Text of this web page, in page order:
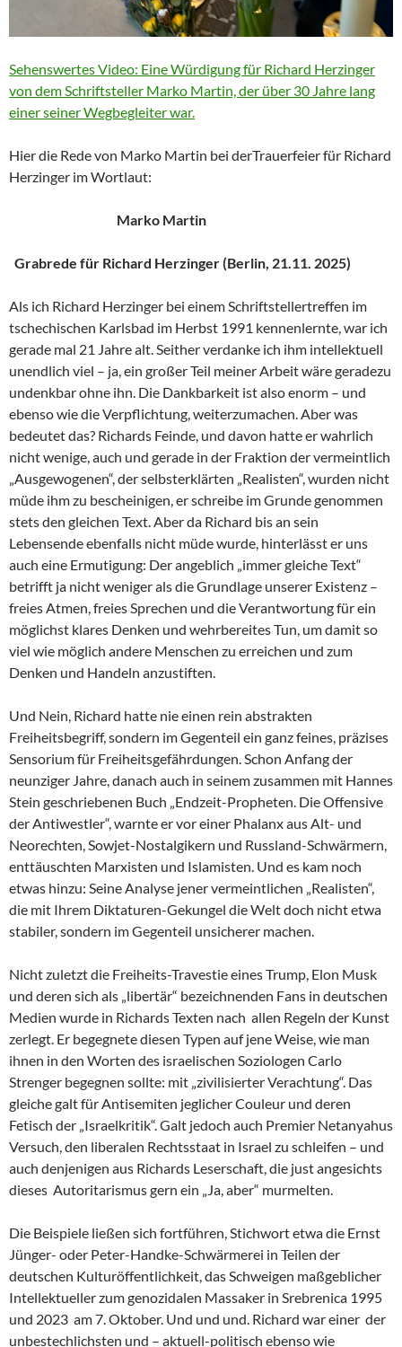
Sehenswertes Video: Eine Würdigung für Richard Herzinger
von dem Schriftsteller Marko Martin, der über 30 Jahre lang
einer seiner Wegbegleiter war.
Hier die Rede von Marko Martin bei derTrauerfeier für Richard
Herzinger im Wortlaut:
Marko Martin
Grabrede für Richard Herzinger (Berlin, 21.11. 2025)
Als ich Richard Herzinger bei einem Schriftstellertreffen im
tschechischen Karlsbad im Herbst 1991 kennenlernte, war ich
gerade mal 21 Jahre alt. Seither verdanke ich ihm intellektuell
unendlich viel – ja, ein großer Teil meiner Arbeit wäre geradezu
undenkbar ohne ihn. Die Dankbarkeit ist also enorm – und
ebenso wie die Verpflichtung, weiterzumachen. Aber was
bedeutet das? Richards Feinde, und davon hatte er wahrlich
nicht wenige, auch und gerade in der Fraktion der vermeintlich
„Ausgewogenen“, der selbsterklärten „Realisten“, wurden nicht
müde ihm zu bescheinigen, er schreibe im Grunde genommen
stets den gleichen Text. Aber da Richard bis an sein
Lebensende ebenfalls nicht müde wurde, hinterlässt er uns
auch eine Ermutigung: Der angeblich „immer gleiche Text“
betrifft ja nicht weniger als die Grundlage unserer Existenz –
freies Atmen, freies Sprechen und die Verantwortung für ein
möglichst klares Denken und wehrbereites Tun, um damit so
viel wie möglich andere Menschen zu erreichen und zum
Denken und Handeln anzustiften.
Und Nein, Richard hatte nie einen rein abstrakten
Freiheitsbegriff, sondern im Gegenteil ein ganz feines, präzises
Sensorium für Freiheitsgefährdungen. Schon Anfang der
neunziger Jahre, danach auch in seinem zusammen mit Hannes
Stein geschriebenen Buch „Endzeit-Propheten. Die Offensive
der Antiwestler“, warnte er vor einer Phalanx aus Alt- und
Neorechten, Sowjet-Nostalgikern und Russland-Schwärmern,
enttäuschten Marxisten und Islamisten. Und es kam noch
etwas hinzu: Seine Analyse jener vermeintlichen „Realisten“,
die mit Ihrem Diktaturen-Gekungel die Welt doch nicht etwa
stabiler, sondern im Gegenteil unsicherer machen.
Nicht zuletzt die Freiheits-Travestie eines Trump, Elon Musk
und deren sich als „libertär“ bezeichnenden Fans in deutschen
Medien wurde in Richards Texten nach allen Regeln der Kunst
zerlegt. Er begegnete diesen Typen auf jene Weise, wie man
ihnen in den Worten des israelischen Soziologen Carlo
Strenger begegnen sollte: mit „zivilisierter Verachtung“. Das
gleiche galt für Antisemiten jeglicher Couleur und deren
Fetisch der „Israelkritik“. Galt jedoch auch Premier Netanyahus
Versuch, den liberalen Rechtsstaat in Israel zu schleifen – und
auch denjenigen aus Richards Leserschaft, die just angesichts
dieses Autoritarismus gern ein „Ja, aber“ murmelten.
Die Beispiele ließen sich fortführen, Stichwort etwa die Ernst
Jünger- oder Peter-Handke-Schwärmerei in Teilen der
deutschen Kulturöffentlichkeit, das Schweigen maßgeblicher
Intellektueller zum genozidalen Massaker in Srebrenica 1995
und 2023 am 7. Oktober. Und und und. Richard war einer der
unbestechlichsten und – aktuell-politisch ebenso wie